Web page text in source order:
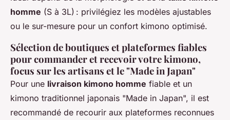
homme (S à 3L) : privilégiez les modèles ajustables
ou le sur-mesure pour un confort kimono optimisé.
Sélection de boutiques et plateformes fiables
pour commander et recevoir votre kimono,
focus sur les artisans et le "Made in Japan"
Pour une livraison kimono homme fiable et un
kimono traditionnel japonais "Made in Japan", il est
recommandé de recourir aux plateformes reconnues